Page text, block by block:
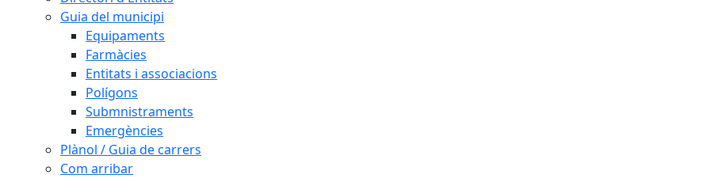
Guia del municipi
Equipaments
Farmàcies
Entitats i associacions
Polígons
Submnistraments
Emergències
Plànol / Guia de carrers
Com arribar